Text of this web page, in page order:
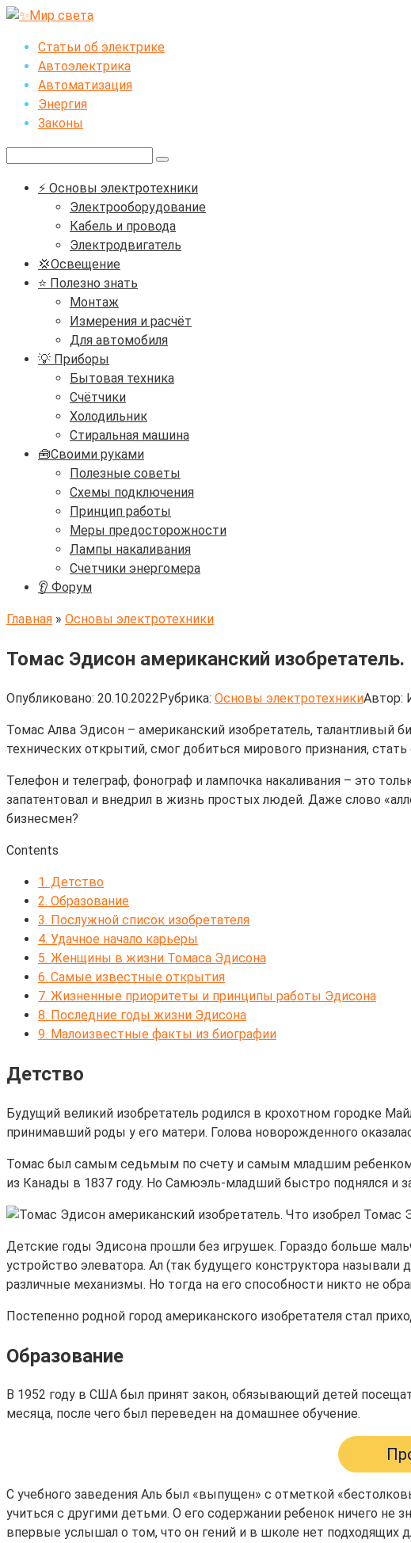
Перейти
контентуСтатьи об электрике
Автоэлектрика
Автоматизация
Энергия
Законы
⚡ Основы электротехники
Электрооборудование
Кабель и провода
Электродвигатель
💢Освещение
⭐ Полезно знать
Монтаж
Измерения и расчёт
Для автомобиля
💡 Приборы
Бытовая техника
Счётчики
Холодильник
Стиральная машина
🧰Своими руками
Полезные советы
Схемы подключения
Принцип работы
Меры предосторожности
Лампы накаливания
Счетчики энергомера
👂 Форум
Главная » Основы электротехники
Томас Эдисон американский
Опубликовано: 20.10.2022Рубрика: Основы электротехникиАвтор:
Томас Алва Эдисон – американский изобретатель, талантливый
технических открытий, смог добиться мирового признания,
Телефон и телеграф, фонограф и лампочка накаливания – это
запатентовал и внедрил в жизнь простых людей. Даже слово
бизнесмен?
Contents
1. Детство
2. Образование
3. Послужной список изобретателя
4. Удачное начало карьеры
5. Женщины в жизни Томаса Эдисона
6. Самые известные открытия
7. Жизненные приоритеты и принципы работы Эдисона
8. Последние годы жизни Эдисона
9. Малоизвестные факты из биографии
Детство
Будущий великий изобретатель родился в крохотном городке
принимавший роды у его матери. Голова новорожденного
Томас был самым седьмым по счету и самым младшим ребенком
из Канады в 1837 году. Но Самюэль-младший быстро поднялся и
Детские годы Эдисона прошли без игрушек. Гораздо больше
устройство элеватора. Ал (так будущего конструктора
различные механизмы. Но тогда на его способности никто не
Постепенно родной город американского изобретателя стал
Образование
В 1952 году в США был принят закон, обязывающий детей
месяца, после чего был переведен на домашнее обучение.
С учебного заведения Аль был «выпущен» с отметкой
учиться с другими детьми. О его содержании ребенок ничего не
впервые услышал о том, что он гений и в школе нет подходящих